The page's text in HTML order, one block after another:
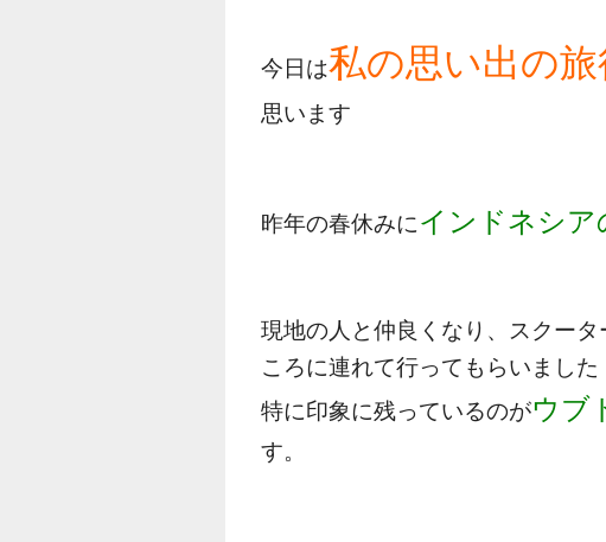
今日は私の思い出の旅
思います
昨年の春休みにインドネシア
現地の人と仲良くなり、スクー
ころに連れて行ってもらいました
特に印象に残っているのがウブ
す。